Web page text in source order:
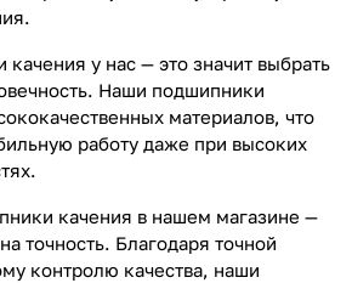
у нас — это значит выбрать
Наши подшипники
материалов, что
работу даже при высоких
качения в нашем магазине —
точность. Благодаря точной
контролю качества, наши